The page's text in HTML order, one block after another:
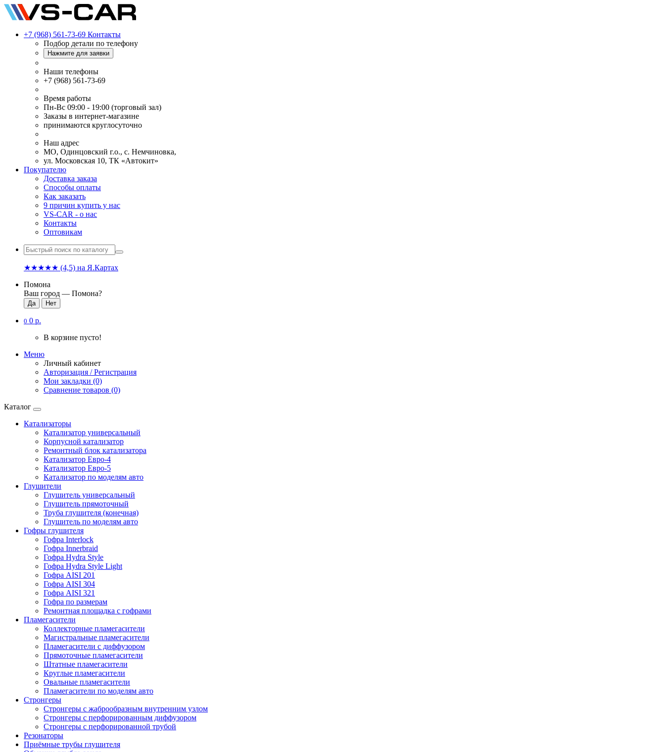
+7 (968) 561-73-69 Контакты
Подбор детали по телефону
Нажмите для заявки
Наши телефоны
+7 (968) 561-73-69
Время работы
Пн-Вс 09:00 - 19:00 (торговый зал)
Заказы в интернет-магазине
принимаются круглосуточно
Наш адрес
МО, Одинцовский г.о., с. Немчиновка,
ул. Московская 10, ТК «Автокит»
Покупателю
Доставка заказа
Способы оплаты
Как заказать
9 причин купить у нас
VS-CAR - о нас
Контакты
Оптовикам
★★★★★ (4,5) на Я.Картах
Помона
Ваш город — Помона?
0 0 р.
В корзине пусто!
Меню
Личный кабинет
Авторизация / Регистрация
Мои закладки (0)
Сравнение товаров (0)
Каталог
Катализаторы
Катализатор универсальный
Корпусной катализатор
Ремонтный блок катализатора
Катализатор Евро-4
Катализатор Евро-5
Катализатор по моделям авто
Глушители
Глушитель универсальный
Глушитель прямоточный
Труба глушителя (конечная)
Глушитель по моделям авто
Гофры глушителя
Гофра Interlock
Гофра Innerbraid
Гофра Hydra Style
Гофра Hydra Style Light
Гофра AISI 201
Гофра AISI 304
Гофра AISI 321
Гофра по размерам
Ремонтная площадка с гофрами
Пламегасители
Коллекторные пламегасители
Магистральные пламегасители
Пламегасители с диффузором
Прямоточные пламегасители
Штатные пламегасители
Круглые пламегасители
Овальные пламегасители
Пламегасители по моделям авто
Стронгеры
Стронгеры с жаброобразным внутренним узлом
Стронгеры с перфорированным диффузором
Стронгеры с перфорированной трубой
Резонаторы
Приёмные трубы глушителя